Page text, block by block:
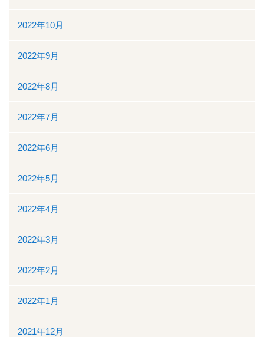
2022年10月
2022年9月
2022年8月
2022年7月
2022年6月
2022年5月
2022年4月
2022年3月
2022年2月
2022年1月
2021年12月